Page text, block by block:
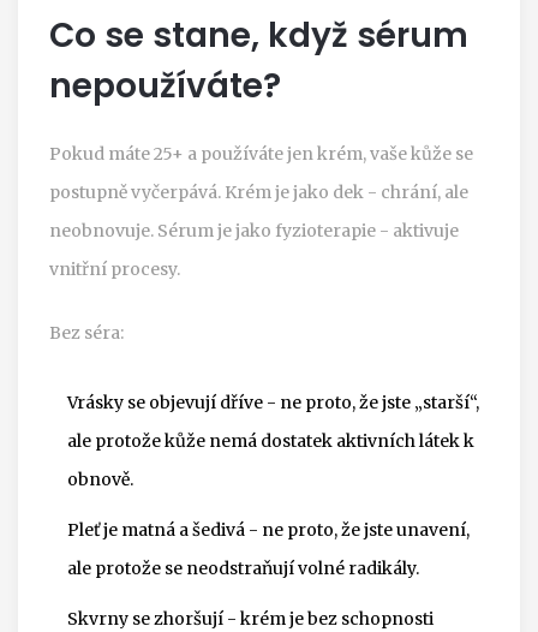
Co se stane, když sérum
nepoužíváte?
Pokud máte 25+ a používáte jen krém, vaše kůže se
postupně vyčerpává. Krém je jako dek - chrání, ale
neobnovuje. Sérum je jako fyzioterapie - aktivuje
vnitřní procesy.
Bez séra:
Vrásky se objevují dříve - ne proto, že jste „starší“,
ale protože kůže nemá dostatek aktivních látek k
obnově.
Pleť je matná a šedivá - ne proto, že jste unavení,
ale protože se neodstraňují volné radikály.
Skvrny se zhoršují - krém je bez schopnosti